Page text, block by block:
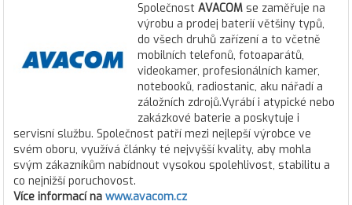
Společnost AVACOM se zaměřuje na
výrobu a prodej baterií většiny typů,
do všech druhů zařízení a to včetně
mobilních telefonů, fotoaparátů,
videokamer, profesionálních kamer,
notebooků, radiostanic, aku nářadí a
záložních zdrojů.Vyrábí i atypické nebo
zakázkové baterie a poskytuje i
servisní službu. Společnost patří mezi nejlepší výrobce ve
svém oboru, využívá články té nejvyšší kvality, aby mohla
svým zákazníkům nabídnout vysokou spolehlivost, stabilitu a
co nejnižší poruchovost.
Více informací na www.avacom.cz